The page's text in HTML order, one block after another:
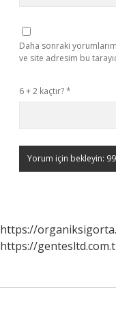
Daha sonraki
ve site adresim bu
6 + 2 kaçtır?*
https://
https://